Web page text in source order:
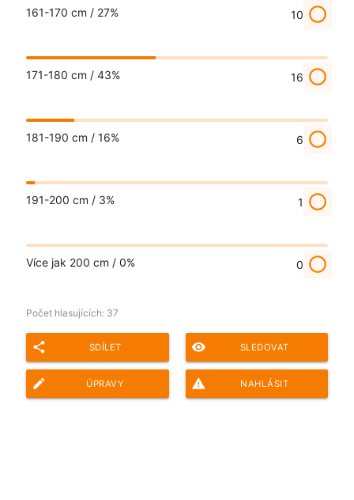
161-170 cm / 27% 10 radio_button_unchecked
171-180 cm / 43% 16 radio_button_unchecked
181-190 cm / 16% 6 radio_button_unchecked
191-200 cm / 3% 1 radio_button_unchecked
Více jak 200 cm / 0% 0 radio_button_unchecked
Počet hlasujících: 37
share SDÍLET remove_red_eye SLEDOVAT
edit ÚPRAVY report_problem NAHLÁSIT